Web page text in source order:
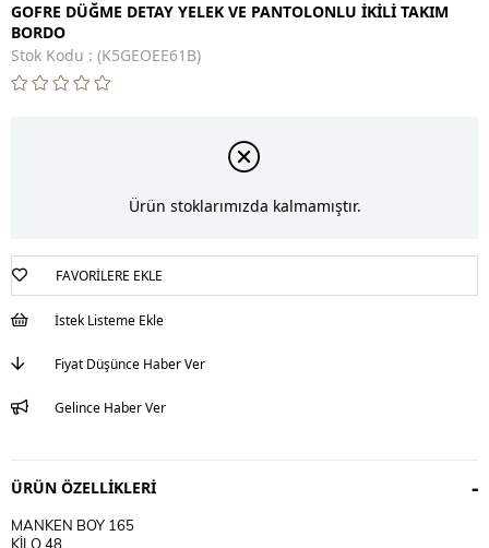
GOFRE DÜĞME DETAY YELEK VE PANTOLONLU İKİLİ TAKIM
BORDO
Stok Kodu
(K5GEOEE61B)
Ürün stoklarımızda kalmamıştır.
FAVORILERE EKLE
İstek Listeme Ekle
Fiyat Düşünce Haber Ver
Gelince Haber Ver
ÜRÜN ÖZELLIKLERI
MANKEN BOY 165
KİLO 48